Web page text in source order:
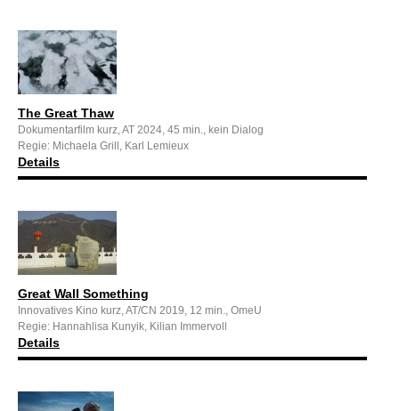
The Great Thaw
Dokumentarfilm kurz, AT 2024, 45 min., kein Dialog
Regie: Michaela Grill, Karl Lemieux
Details
Great Wall Something
Innovatives Kino kurz, AT/CN 2019, 12 min., OmeU
Regie: Hannahlisa Kunyik, Kilian Immervoll
Details